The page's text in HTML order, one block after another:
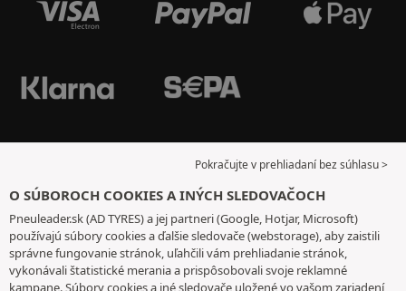
Pokračujte v prehliadaní bez súhlasu >
O SÚBOROCH COOKIES A INÝCH SLEDOVAČOCH
Pneuleader.sk (AD TYRES) a jej partneri (Google, Hotjar, Microsoft)
používajú súbory cookies a ďalšie sledovače (webstorage), aby zaistili
správne fungovanie stránok, uľahčili vám prehliadanie stránok,
vykonávali štatistické merania a prispôsobovali svoje reklamné
kampane. Súbory cookies a iné sledovače uložené vo vašom zariadení